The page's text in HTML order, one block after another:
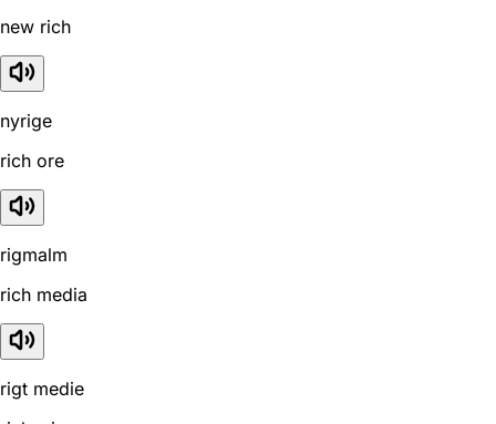
new rich
nyrige
rich ore
rigmalm
rich media
rigt medie